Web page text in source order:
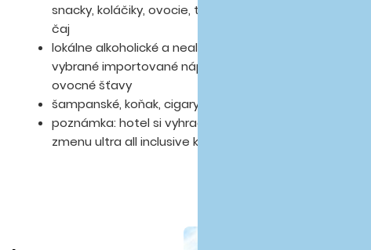
snacky, koláčiky, ovocie, turecké placky, káva,
čaj
lokálne alkoholické a nealkoholické nápoje,
vybrané importované nápoje, čerstvé
ovocné šťavy
šampanské, koňak, cigary za poplatok
poznámka: hotel si vyhradzuje právo na
zmenu ultra all inclusive konceptu